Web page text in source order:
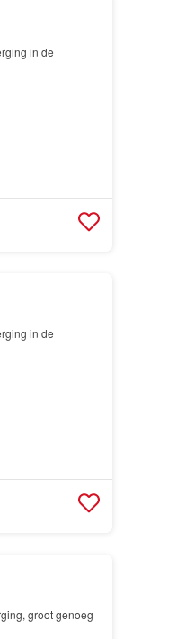
in de
in de
groot genoeg